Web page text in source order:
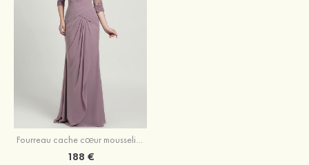
Fourreau cache cœur mousseline longueur ras du sol robe de mère de la mariée avec dentelle plissé volants
188 €